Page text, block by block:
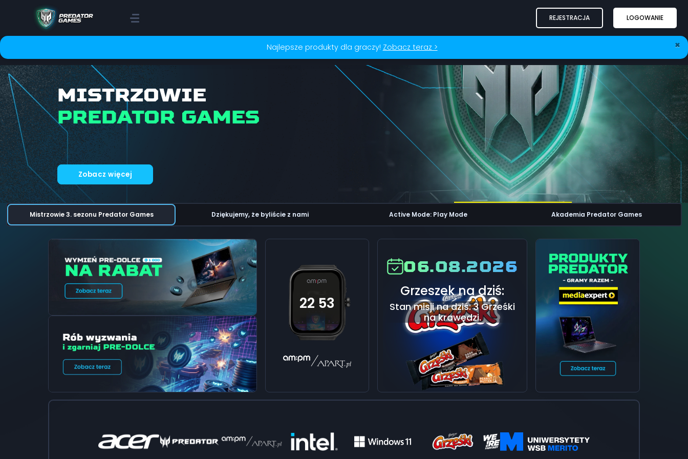
REJESTRACJA LOGOWANIE
×
Najlepsze produkty dla graczy! Zobacz teraz >
MISTRZOWIE
PREDATOR GAMES
Zobacz więcej
Mistrzowie 3. sezonu Predator Games Dziękujemy, że byliście z nami Active Mode: Play Mode Akademia Predator Games
22 54
06.08.2026
Grzeszek na dziś:
Stan misji na dziś: 3 Grześki
na krawędzi.